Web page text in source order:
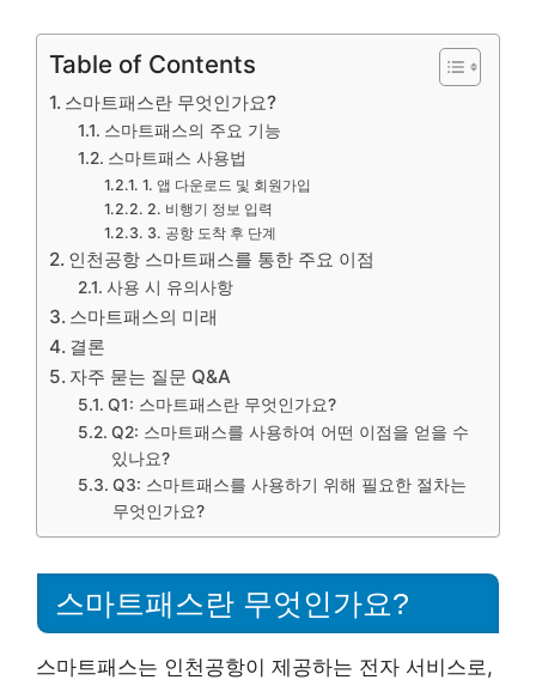
Table of Contents
스마트패스란 무엇인가요?
스마트패스의 주요 기능
스마트패스 사용법
1. 앱 다운로드 및 회원가입
2. 비행기 정보 입력
3. 공항 도착 후 단계
인천공항 스마트패스를 통한 주요 이점
사용 시 유의사항
스마트패스의 미래
결론
자주 묻는 질문 Q&A
Q1: 스마트패스란 무엇인가요?
Q2: 스마트패스를 사용하여 어떤 이점을 얻을 수
있나요?
Q3: 스마트패스를 사용하기 위해 필요한 절차는
무엇인가요?
스마트패스란 무엇인가요?
스마트패스는 인천공항이 제공하는 전자 서비스로,